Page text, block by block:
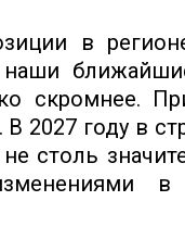
в
скромнее.
2027 году в
столь